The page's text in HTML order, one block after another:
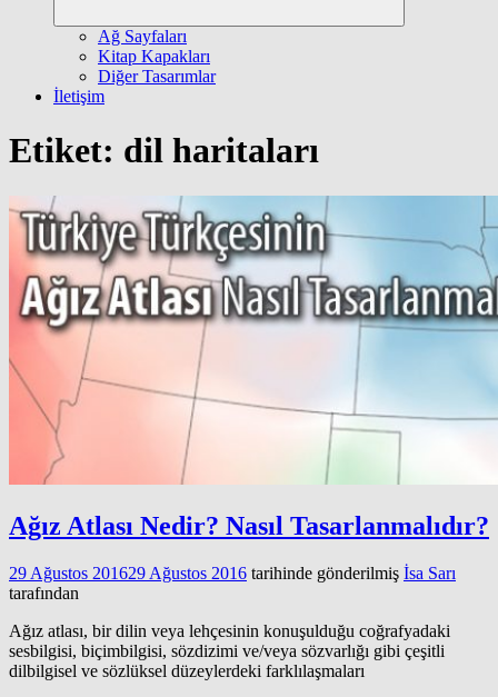
Ağ Sayfaları
Kitap Kapakları
Diğer Tasarımlar
İletişim
Etiket: dil haritaları
Ağız Atlası Nedir? Nasıl Tasarlanmalıdır?
29 Ağustos 201629 Ağustos 2016 tarihinde gönderilmiş İsa Sarı
tarafından
Ağız atlası, bir dilin veya lehçesinin konuşulduğu coğrafyadaki
sesbilgisi, biçimbilgisi, sözdizimi ve/veya sözvarlığı gibi çeşitli
dilbilgisel ve sözlüksel düzeylerdeki farklılaşmaları